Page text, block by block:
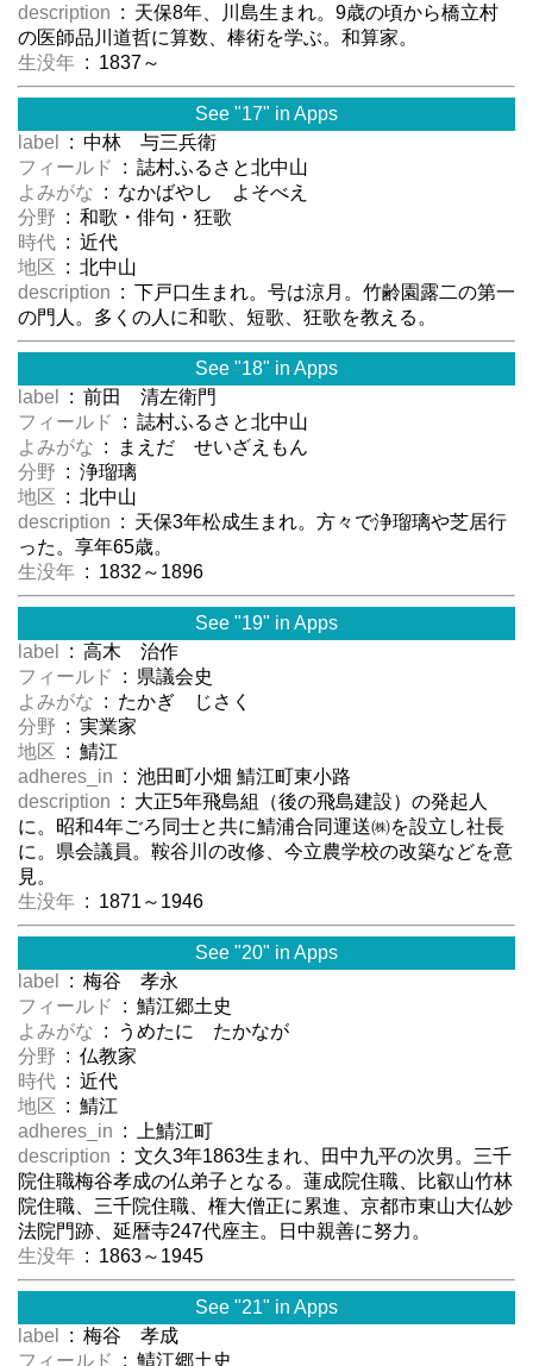
description : 天保8年、川島生まれ。9歳の頃から橋立村
の医師品川道哲に算数、棒術を学ぶ。和算家。
生没年 : 1837～
See "17" in Apps
label
: 中林 与三兵衛
フィールド
: 誌村ふるさと北中山
よみがな : なかばやし よそべえ
分野 : 和歌・俳句・狂歌
時代 : 近代
地区 : 北中山
description : 下戸口生まれ。号は涼月。竹齢園露二の第一
の門人。多くの人に和歌、短歌、狂歌を教える。
See "18" in Apps
label
: 前田 清左衛門
フィールド
: 誌村ふるさと北中山
よみがな : まえだ せいざえもん
分野 : 浄瑠璃
地区 : 北中山
description : 天保3年松成生まれ。方々で浄瑠璃や芝居行
った。享年65歳。
生没年 : 1832～1896
See "19" in Apps
label
: 高木 治作
フィールド
: 県議会史
よみがな : たかぎ じさく
分野 : 実業家
地区 : 鯖江
adheres_in : 池田町小畑 鯖江町東小路
description : 大正5年飛島組（後の飛島建設）の発起人
に。昭和4年ごろ同士と共に鯖浦合同運送㈱を設立し社長
に。県会議員。鞍谷川の改修、今立農学校の改築などを意
見。
生没年 : 1871～1946
See "20" in Apps
label
: 梅谷 孝永
フィールド
: 鯖江郷土史
よみがな : うめたに たかなが
分野 : 仏教家
時代 : 近代
地区 : 鯖江
adheres_in : 上鯖江町
description : 文久3年1863生まれ、田中九平の次男。三千
院住職梅谷孝成の仏弟子となる。蓮成院住職、比叡山竹林
院住職、三千院住職、権大僧正に累進、京都市東山大仏妙
法院門跡、延暦寺247代座主。日中親善に努力。
生没年 : 1863～1945
See "21" in Apps
label
: 梅谷 孝成
フィールド
: 鯖江郷土史